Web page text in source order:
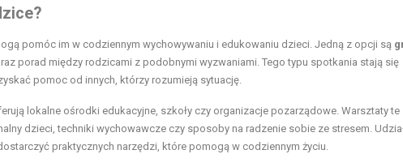
pomóc im w codziennym wychowywaniu i edukowaniu dzieci. Jedną z opcji są
porad między rodzicami z podobnymi wyzwaniami. Tego typu spotkania stają się
pomoc od innych, którzy rozumieją sytuację.
lokalne ośrodki edukacyjne, szkoły czy organizacje pozarządowe. Warsztaty te
dzieci, techniki wychowawcze czy sposoby na radzenie sobie ze stresem.
praktycznych narzędzi, które pomogą w codziennym życiu.